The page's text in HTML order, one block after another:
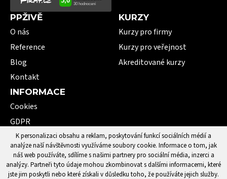
K personalizaci obsahu a reklam, poskytování funkcí sociálních médií a
analýze naší návštěvnosti využíváme soubory cookie. Informace o tom, jak
náš web používáte, sdílíme s našimi partnery pro sociální média, inzerci a
analýzy. Partneři tyto údaje mohou zkombinovat s dalšími informacemi, které
jste jim poskytli nebo které získali v důsledku toho, že používáte jejich služby.
PPŽIVĚ
O nás
Reference
Blog
Kontakt
KURZY
Kurzy pro firmy
Kurzy pro veřejnost
Akreditované kurzy
INFORMACE
Cookies
GDPR
VOP
101 pojmů první pomoci